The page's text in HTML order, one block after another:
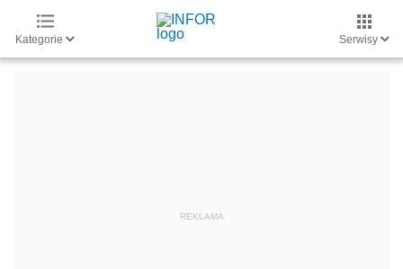
Kategorie Serwisy